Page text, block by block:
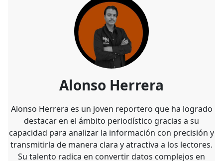
Alonso Herrera
Alonso Herrera es un joven reportero que ha logrado
destacar en el ámbito periodístico gracias a su
capacidad para analizar la información con precisión y
transmitirla de manera clara y atractiva a los lectores.
Su talento radica en convertir datos complejos en